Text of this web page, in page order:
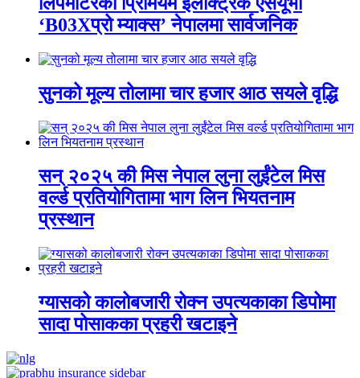
‘B03Xप्रो म्याक्स’ नेपालमा सार्वजनिक
सुनको मूल्य तोलामा चार हजार आठ सयले वृद्धि
सन् २०२५ की मिस नेपाल लुना लुईंटेल मिस
वर्ल्ड प्रतियोगितामा भाग लिन भियतनाम
प्रस्थान
ग्यासको कालोबजारी रोक्न उपत्यकाका डिपोमा
सादा पोसाकका प्रहरी खटाइने